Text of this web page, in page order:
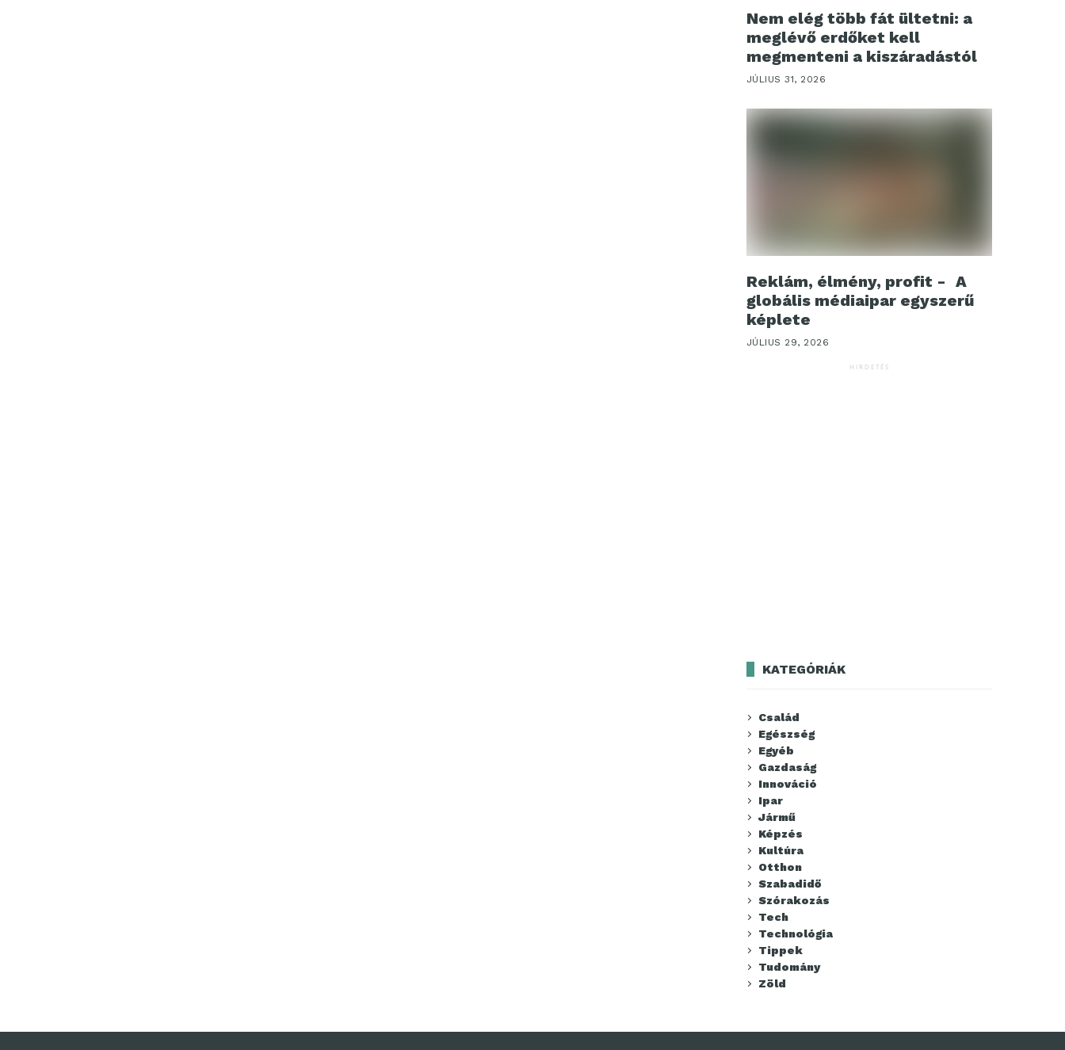
Nem elég több fát ültetni: a
meglévő erdőket kell
megmenteni a kiszáradástól
JÚLIUS 31, 2026
Reklám, élmény, profit - A
globális médiaipar egyszerű
képlete
JÚLIUS 29, 2026
HIRDETÉS
KATEGÓRIÁK
Család
Egészség
Egyéb
Gazdaság
Innováció
Ipar
Jármű
Képzés
Kultúra
Otthon
Szabadidő
Szórakozás
Tech
Technológia
Tippek
Tudomány
Zöld